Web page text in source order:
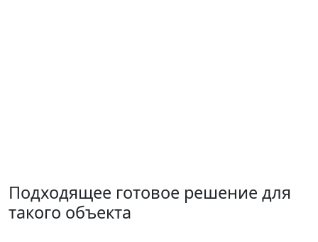
Подходящее готовое решение для
такого объекта